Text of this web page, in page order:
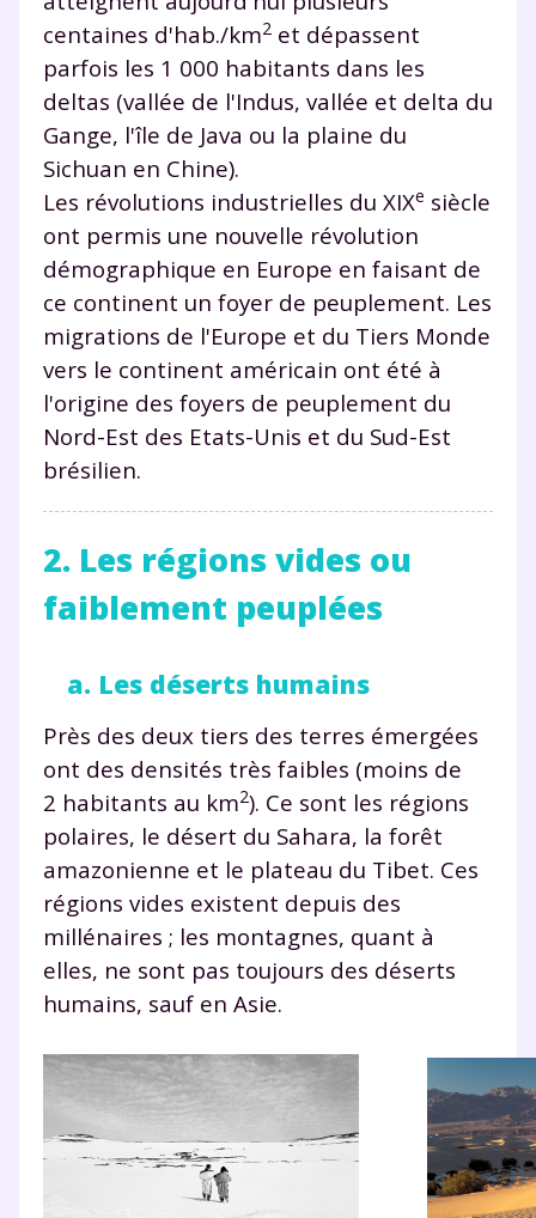
centaines d'hab./km2 et dépassent
parfois les 1 000 habitants dans les
deltas (vallée de l'Indus, vallée et delta du
Gange, l'île de Java ou la plaine du
Sichuan en Chine).
Les révolutions industrielles du XIXe siècle
ont permis une nouvelle révolution
démographique en Europe en faisant de
ce continent un foyer de peuplement. Les
migrations de l'Europe et du Tiers Monde
vers le continent américain ont été à
l'origine des foyers de peuplement du
Nord-Est des Etats-Unis et du Sud-Est
brésilien.
2. Les régions vides ou
faiblement peuplées
a. Les déserts humains
Près des deux tiers des terres émergées
ont des densités très faibles (moins de
2 habitants au km2). Ce sont les régions
polaires, le désert du Sahara, la forêt
amazonienne et le plateau du Tibet. Ces
régions vides existent depuis des
millénaires ; les montagnes, quant à
elles, ne sont pas toujours des déserts
humains, sauf en Asie.